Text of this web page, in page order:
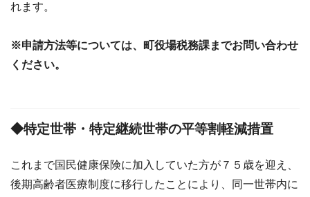
れます。
※申請方法等については、町役場税務課までお問い合わせ
ください。
◆特定世帯・特定継続世帯の平等割軽減措置
これまで国民健康保険に加入していた方が７５歳を迎え、
後期高齢者医療制度に移行したことにより、同一世帯内に